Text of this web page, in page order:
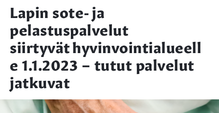
Lapin sote- ja
pelastuspalvelut
siirtyvät hyvinvointialueell
e 1.1.2023 – tutut palvelut
jatkuvat